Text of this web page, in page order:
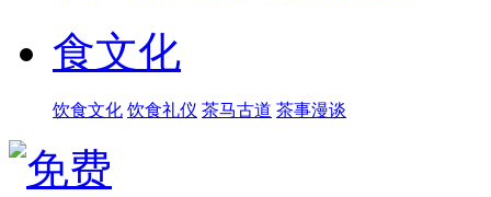
食文化
饮食文化 饮食礼仪 茶马古道 茶事漫谈